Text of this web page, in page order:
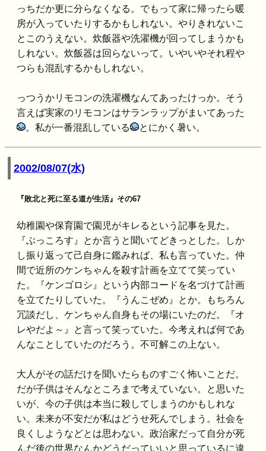
っちだか更に分らなくなる。でもって家に帰ったら暖
房が入っていたりするかもしれない。やりきれないこ
とこのうえない。炊飯器や洗濯機が回ってしまうかも
しれない。炊飯器は回らないって。いやいやそれ程や
つらも混乱するかもしれない。
っつうかリモコンの洗濯機なんてあったけっか。そう
言えば実家のリモコンはサランラップがまいてあった
。私が一番混乱している
とにかく暑い。
2002/08/07(水)
『敗北と死に至る道が生活』その67
幼稚園や保育園で園児がキレるという記事を見た。
『ぶっころす』とか言うと聞いてどきっとした。しか
し振り返って己自身に鑑みれば、私も言っていた。仲
間で近所のケンちゃんを殺す計画を立てて笑ってい
た。『ケンゴロシ』という内部コードを名づけて計画
を立てたりしていた。『うんこぜめ』とか。もちろん
冗談だし、ケンちゃん自身もその場にいたのだ。『オ
レやだよ～』と言って笑っていた。今考えれば何であ
んなことしていたのだろう。不可解この上ない。
大人がその話だけを聞いたらものすごく怖いことだ。
だが子供はそんなところまで考えていない。と思いた
いが、今の子供は本当に殺してしまうのかもしれな
い。未来が不安だが私はどうせ死んでしまう。社会を
良くしようなどとは思わない。政治家だって自分が死
んだ後の世界なんかどうだっていいと思っているに違